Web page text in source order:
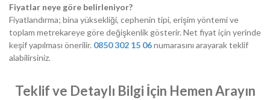
Fiyatlar neye göre belirleniyor?
Fiyatlandırma; bina yüksekliği, cephenin tipi, erişim yöntemi ve
toplam metrekareye göre değişkenlik gösterir. Net fiyat için yerinde
keşif yapılması önerilir. 0850 302 15 06numarasını arayarak teklif
alabilirsiniz.
Teklif ve Detaylı Bilgi İçin Hemen Arayın